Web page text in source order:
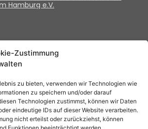
Zustimmung
zu bieten, verwenden wir Technologien wie
zu speichern und/oder darauf
Technologien zustimmst, können wir Daten
eindeutige IDs auf dieser Website verarbeiten.
nicht erteilst oder zurückziehst, können
Hamburg e.V.